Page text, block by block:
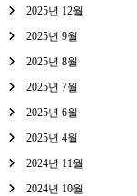
2025년 12월
2025년 9월
2025년 8월
2025년 7월
2025년 6월
2025년 4월
2024년 11월
2024년 10월